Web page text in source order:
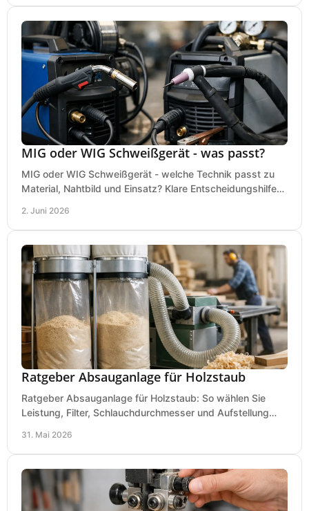
MIG oder WIG Schweißgerät - was passt?
MIG oder WIG Schweißgerät - welche Technik passt zu
Material, Nahtbild und Einsatz? Klare Entscheidungshilfe
2. Juni 2026
Ratgeber Absauganlage für Holzstaub
Ratgeber Absauganlage für Holzstaub: So wählen Sie
Leistung, Filter, Schlauchdurchmesser und Aufstellung
31. Mai 2026